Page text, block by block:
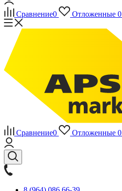
Сравнение0 Отложенные 0
Сравнение0 Отложенные 0